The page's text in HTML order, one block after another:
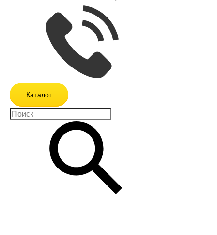
Каталог